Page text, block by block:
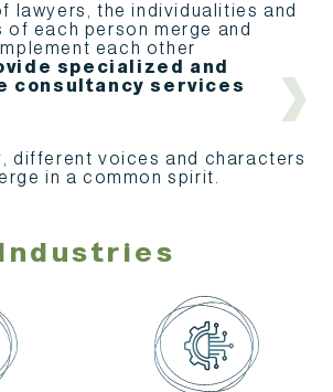
lawyers, the individualities and
of each person merge and
each other
specialized and
consultancy services
different voices and characters
in a common spirit.
Industries